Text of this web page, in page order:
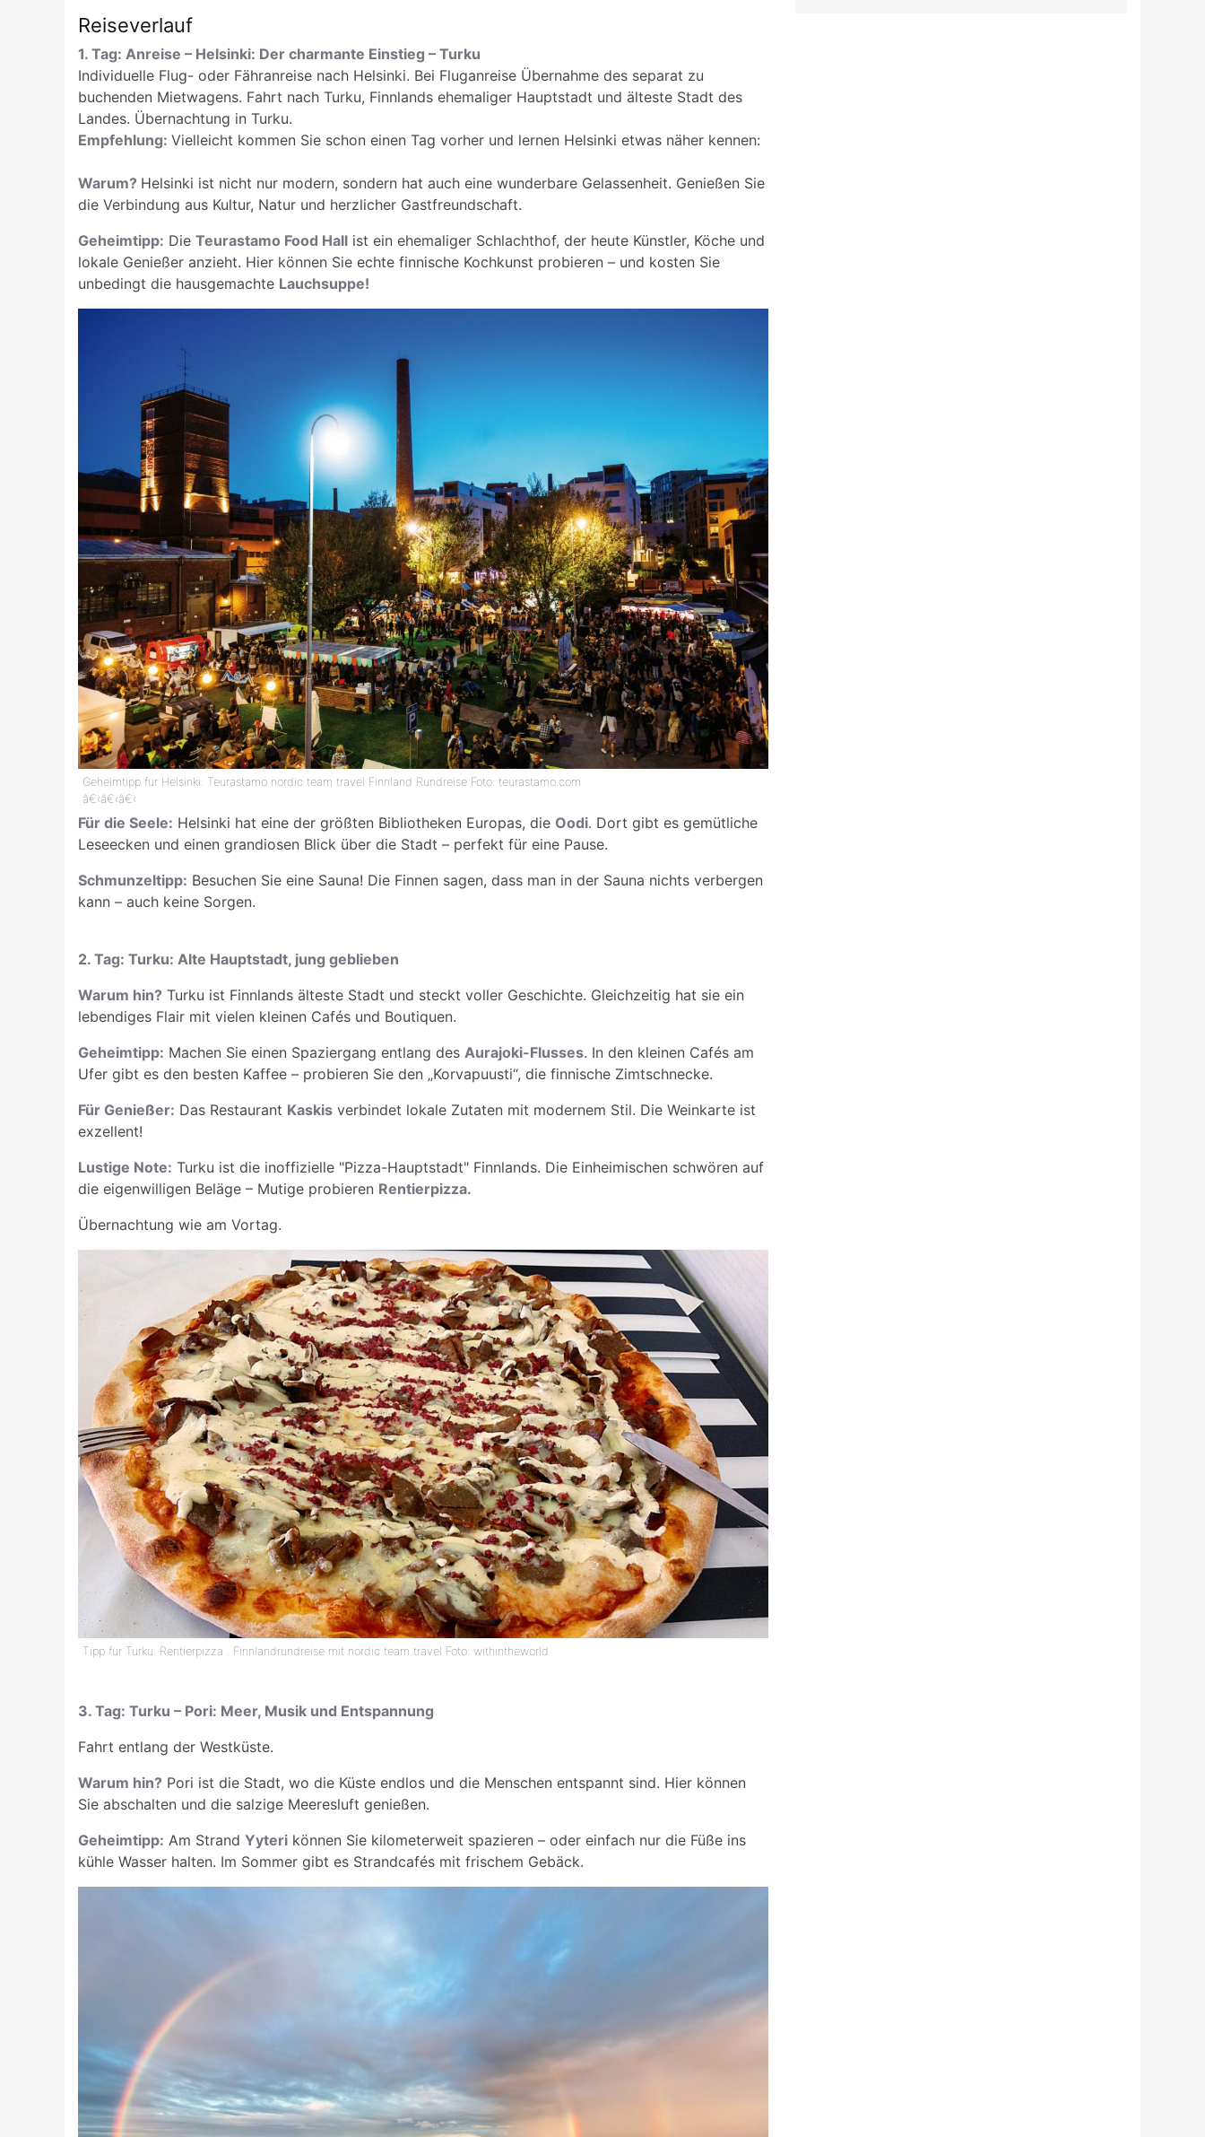
Reiseverlauf
1. Tag: Anreise – Helsinki: Der charmante Einstieg – Turku
Individuelle Flug- oder Fähranreise nach Helsinki. Bei Fluganreise Übernahme des separat zu
buchenden Mietwagens. Fahrt nach Turku, Finnlands ehemaliger Hauptstadt und älteste Stadt des
Landes. Übernachtung in Turku.
Empfehlung: Vielleicht kommen Sie schon einen Tag vorher und lernen Helsinki etwas näher kennen:
Warum? Helsinki ist nicht nur modern, sondern hat auch eine wunderbare Gelassenheit. Genießen Sie
die Verbindung aus Kultur, Natur und herzlicher Gastfreundschaft.
Geheimtipp: Die Teurastamo Food Hall ist ein ehemaliger Schlachthof, der heute Künstler, Köche und
lokale Genießer anzieht. Hier können Sie echte finnische Kochkunst probieren – und kosten Sie
unbedingt die hausgemachte Lauchsuppe!
Geheimtipp für Helsinki: Teurastamo nordic team travel Finnland Rundreise Foto: teurastamo.com
â€‹â€‹â€‹
Für die Seele: Helsinki hat eine der größten Bibliotheken Europas, die Oodi. Dort gibt es gemütliche
Leseecken und einen grandiosen Blick über die Stadt – perfekt für eine Pause.
Schmunzeltipp: Besuchen Sie eine Sauna! Die Finnen sagen, dass man in der Sauna nichts verbergen
kann – auch keine Sorgen.
2. Tag: Turku: Alte Hauptstadt, jung geblieben
Warum hin? Turku ist Finnlands älteste Stadt und steckt voller Geschichte. Gleichzeitig hat sie ein
lebendiges Flair mit vielen kleinen Cafés und Boutiquen.
Geheimtipp: Machen Sie einen Spaziergang entlang des Aurajoki-Flusses. In den kleinen Cafés am
Ufer gibt es den besten Kaffee – probieren Sie den „Korvapuusti“, die finnische Zimtschnecke.
Für Genießer: Das Restaurant Kaskis verbindet lokale Zutaten mit modernem Stil. Die Weinkarte ist
exzellent!
Lustige Note: Turku ist die inoffizielle "Pizza-Hauptstadt" Finnlands. Die Einheimischen schwören auf
die eigenwilligen Beläge – Mutige probieren Rentierpizza.
Übernachtung wie am Vortag.
Tipp für Turku: Rentierpizza . Finnlandrundreise mit nordic team travel Foto: withintheworld
3. Tag: Turku – Pori: Meer, Musik und Entspannung
Fahrt entlang der Westküste.
Warum hin? Pori ist die Stadt, wo die Küste endlos und die Menschen entspannt sind. Hier können
Sie abschalten und die salzige Meeresluft genießen.
Geheimtipp: Am Strand Yyteri können Sie kilometerweit spazieren – oder einfach nur die Füße ins
kühle Wasser halten. Im Sommer gibt es Strandcafés mit frischem Gebäck.